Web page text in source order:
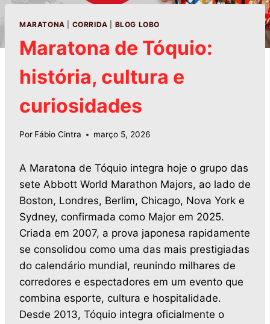
MARATONA CORRIDA BLOG LOBO
Maratona de Tóquio:
história, cultura e
curiosidades
Por Fábio Cintra março 5, 2026
A Maratona de Tóquio integra hoje o grupo das
sete Abbott World Marathon Majors, ao lado de
Boston, Londres, Berlim, Chicago, Nova York e
Sydney, confirmada como Major em 2025.
Criada em 2007, a prova japonesa rapidamente
se consolidou como uma das mais prestigiadas
do calendário mundial, reunindo milhares de
corredores e espectadores em um evento que
combina esporte, cultura e hospitalidade.
Desde 2013, Tóquio integra oficialmente o